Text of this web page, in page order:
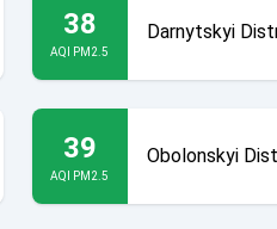
38
AQI PM2.5
Darnytskyi
39
AQI PM2.5
Obolonskyi